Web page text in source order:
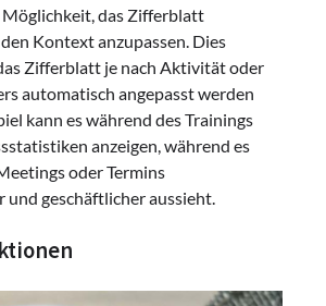
das Zifferblatt
Kontext anzupassen. Dies
Zifferblatt je nach Aktivität oder
automatisch angepasst werden
kann es während des Trainings
anzeigen, während es
oder Termins
und geschäftlicher aussieht.